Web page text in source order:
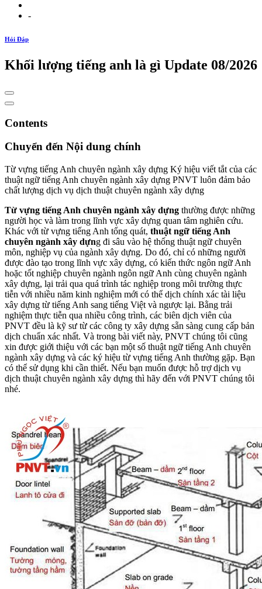
-
Hỏi Đáp
Khối lượng tiếng anh là gì Update 08/2026
Contents
Chuyển đến Nội dung chính
Từ vựng tiếng Anh chuyên ngành xây dựng Ký hiệu viết tắt của các
thuật ngữ tiếng Anh chuyên ngành xây dựng PNVT luôn đảm bảo
chất lượng dịch vụ dịch thuật chuyên ngành xây dựng
Từ vựng tiếng Anh chuyên ngành xây dựng thường được những
người học và làm trong lĩnh vực xây dựng quan tâm nghiên cứu.
Khác với từ vựng tiếng Anh tổng quát, thuật ngữ tiếng Anh
chuyên ngành xây dựng đi sâu vào hệ thống thuật ngữ chuyên
môn, nghiệp vụ của ngành xây dựng. Do đó, chỉ có những người
được đào tạo trong lĩnh vực xây dựng, có kiến thức ngôn ngữ Anh
hoặc tốt nghiệp chuyên ngành ngôn ngữ Anh cùng chuyên ngành
xây dựng, lại trải qua quá trình tác nghiệp trong môi trường thực
tiễn với nhiều năm kinh nghiệm mới có thể dịch chính xác tài liệu
xây dựng từ tiếng Anh sang tiếng Việt và ngược lại. Bằng trải
nghiệm thực tiễn qua nhiều công trình, các biên dịch viên của
PNVT đều là kỹ sư từ các công ty xây dựng sẵn sàng cung cấp bản
dịch chuẩn xác nhất. Và trong bài viết này, PNVT chúng tôi cũng
xin được giới thiệu với các bạn một số thuật ngữ tiếng Anh chuyên
ngành xây dựng và các ký hiệu từ vựng tiếng Anh thường gặp. Bạn
có thể sử dụng khi cần thiết. Nếu bạn muốn được hỗ trợ dịch vụ
dịch thuật chuyên ngành xây dựng thì hãy đến với PNVT chúng tôi
nhé.